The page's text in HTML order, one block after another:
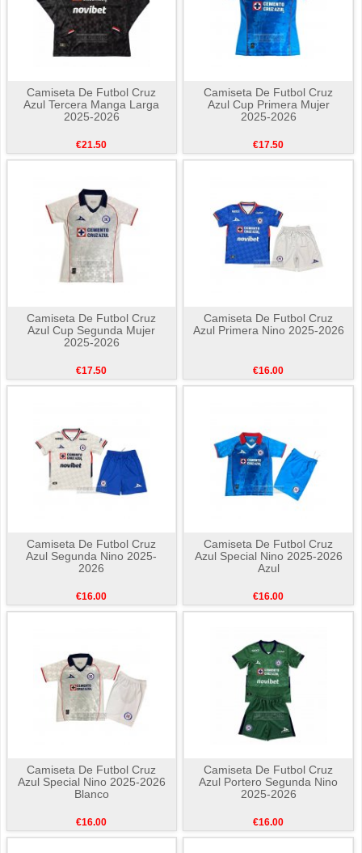
Camiseta De Futbol Cruz
Azul Tercera Manga Larga
2025-2026
€21.50
Camiseta De Futbol Cruz
Azul Cup Primera Mujer
2025-2026
€17.50
Camiseta De Futbol Cruz
Azul Cup Segunda Mujer
2025-2026
€17.50
Camiseta De Futbol Cruz
Azul Primera Nino 2025-2026
€16.00
Camiseta De Futbol Cruz
Azul Segunda Nino 2025-
2026
€16.00
Camiseta De Futbol Cruz
Azul Special Nino 2025-2026
Azul
€16.00
Camiseta De Futbol Cruz
Azul Special Nino 2025-2026
Blanco
€16.00
Camiseta De Futbol Cruz
Azul Portero Segunda Nino
2025-2026
€16.00